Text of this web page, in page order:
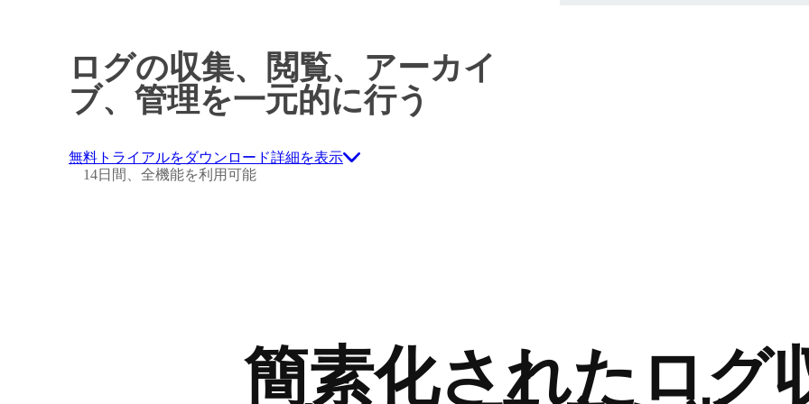
ログの収集、閲覧、アーカイ
ブ、管理を一元的に行う
無料トライアルをダウンロード
14日間、全機能を利用可能
詳細を表示
簡素化されたログ